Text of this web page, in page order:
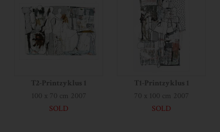
T2-Printzyklus 1
100 x 70 cm 2007
SOLD
T1-Printzyklus 1
70 x 100 cm 2007
SOLD